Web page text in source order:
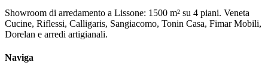
Showroom di arredamento a Lissone: 1500 m² su 4 piani. Veneta
Cucine, Riflessi, Calligaris, Sangiacomo, Tonin Casa, Fimar Mobili,
Dorelan e arredi artigianali.
Naviga